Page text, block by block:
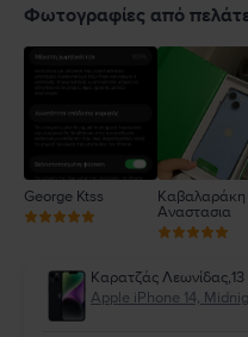
Φωτογραφίες από
George Ktss
Καβαλαράκη
Αναστασια
Καρατζάς Λεωνίδας,
Apple iPhone 14,